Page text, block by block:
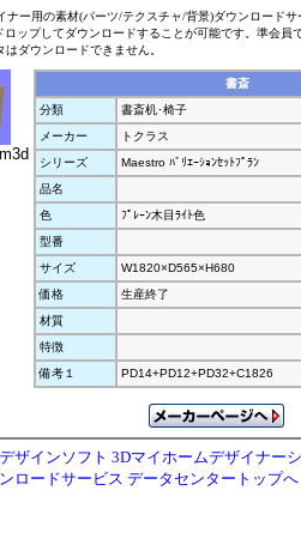
ー用の素材(パーツ/テクスチャ/背景)ダウンロードサ
ップしてダウンロードすることが可能です。準会員
ダウンロードできません。
書斎
分類
書斎机･椅子
メーカー
トクラス
シリーズ
Maestro ﾊﾞﾘｴｰｼｮﾝｾｯﾄﾌﾟﾗﾝ
品名
色
ﾌﾟﾚｰﾝ木目ﾗｲﾄ色
型番
サイズ
W1820×D565×H680
価格
生産終了
材質
特徴
備考１
PD14+PD12+PD32+C1826
ザインソフト 3Dマイホームデザイナー
ロードサービス データセンタートップへ